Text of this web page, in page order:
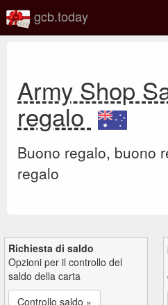
gcb.today
Army Shop
regalo
Buono regalo, buono
regalo
Richiesta di saldo
Opzioni per il controllo del
saldo della carta
Controllo saldo »